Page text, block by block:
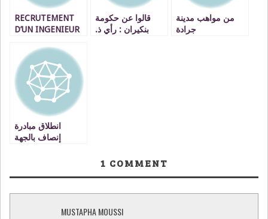
RECRUTEMENT
D’UN INGENIEUR
قالوا عن حكومة
بنكيران : رأي ذ.
من مواهب مدينة
جرادة
انطلاق مبادرة
إنصاف بالجهة
1 COMMENT
MUSTAPHA MOUSSI